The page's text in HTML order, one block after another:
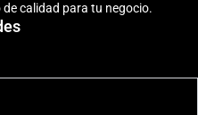
calidad para tu negocio.